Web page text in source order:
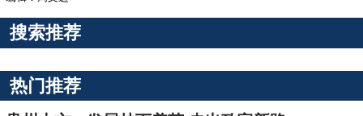
搜索推荐
热门推荐